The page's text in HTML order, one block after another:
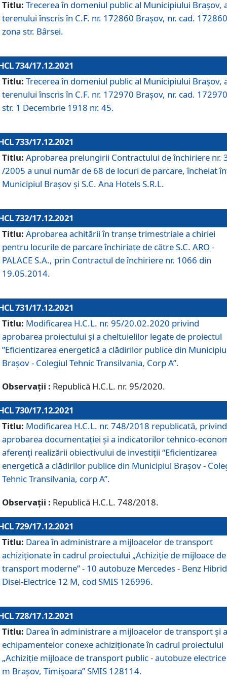
Titlu: Trecerea în domeniul public al Municipiului Braşov,
terenului înscris în C.F. nr. 172860 Brașov, nr. cad.
zona str. Bârsei.
734/17.12.2021
Titlu: Trecerea în domeniul public al Municipiului Braşov,
terenului înscris în C.F. nr. 172970 Brașov, nr. cad.
str. 1 Decembrie 1918 nr. 45.
733/17.12.2021
Titlu: Aprobarea prelungirii Contractului de închiriere nr.
/2005 a unui număr de 68 de locuri de parcare, încheiat
Municipiul Braşov şi S.C. Ana Hotels S.R.L.
732/17.12.2021
Titlu: Aprobarea achitării în tranșe trimestriale a chiriei
pentru locurile de parcare închiriate de către S.C. ARO -
PALACE S.A., prin Contractul de închiriere nr. 1066 din
19.05.2014.
731/17.12.2021
Titlu: Modificarea H.C.L. nr. 95/20.02.2020 privind
aprobarea proiectului și a cheltuielilor legate de proiectul
”Eficientizarea energetică a clădirilor publice din
Brașov - Colegiul Tehnic Transilvania, Corp A”.
Observații : Republică H.C.L. nr. 95/2020.
730/17.12.2021
Titlu: Modificarea H.C.L. nr. 748/2018 republicată, privind
aprobarea documentației și a indicatorilor tehnico-
aferenți realizării obiectivului de investiții “Eficientizarea
energetică a clădirilor publice din Municipiul Brașov -
Tehnic Transilvania, corp A”.
Observații : Republică H.C.L. 748/2018.
729/17.12.2021
Titlu: Darea în administrare a mijloacelor de transport
achiziționate în cadrul proiectului „Achiziţie de mijloace de
transport moderne” - 10 autobuze Mercedes - Benz Hibrid
Disel-Electrice 12 M, cod SMIS 126996.
728/17.12.2021
Titlu: Darea în administrare a mijloacelor de transport și a
echipamentelor conexe achiziționate în cadrul proiectului
„Achiziție mijloace de transport public - autobuze
m Brașov, Timișoara” SMIS 128114.